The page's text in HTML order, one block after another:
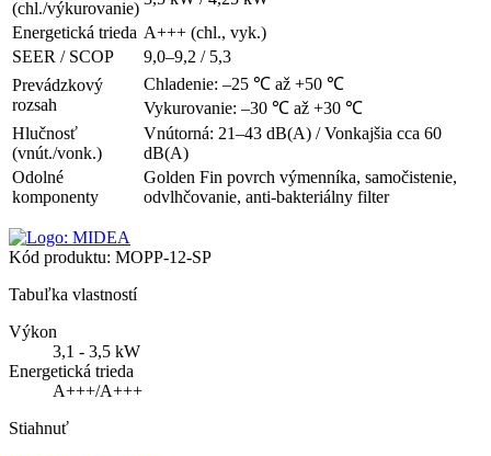
(chl./výkurovanie)
Energetická trieda A+++ (chl., vyk.)
SEER / SCOP
9,0–9,2 / 5,3
Prevádzkový
rozsah
Chladenie: –25 ℃ až +50 ℃
Vykurovanie: –30 ℃ až +30 ℃
Hlučnosť
(vnút./vonk.)
Vnútorná: 21–43 dB(A) / Vonkajšia cca 60
dB(A)
Odolné
komponenty
Golden Fin povrch výmenníka, samočistenie,
odvlhčovanie, anti-bakteriálny filter
Kód produktu: MOPP-12-SP
Tabuľka vlastností
Výkon
3,1 - 3,5 kW
Energetická trieda
A+++/A+++
Stiahnuť